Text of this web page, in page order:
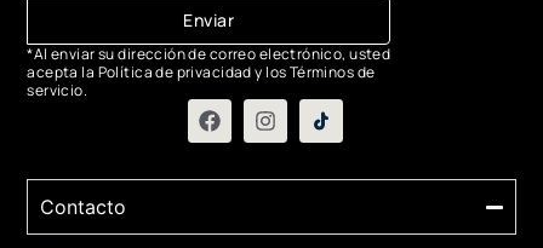
Enviar
*Al enviar su dirección de correo electrónico, usted
acepta la Política de privacidad y los Términos de
servicio.
Contacto